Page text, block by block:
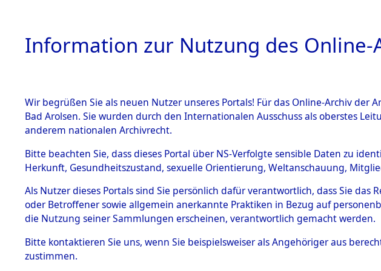
HOME BESTANDSBESCHREIBUNG
BESTÄNDE
Inhaftierungsdoku
mente
5. Verschiedenes
Todesmärsche
5.3.1 Alliierte
Ermittlungen zu den
(84603949)→0153
Information zur Nutzung des Online-
Wir begrüßen Sie als neuen Nutzer unseres Portals! Für das Online-Archiv
Bad Arolsen. Sie wurden durch den Internationalen Ausschuss als oberstes
anderem nationalen Archivrecht.
Bitte beachten Sie, dass dieses Portal über NS-Verfolgte sensible Daten zu
Herkunft, Gesundheitszustand, sexuelle Orientierung, Weltanschauung,
Als Nutzer dieses Portals sind Sie persönlich dafür verantwortlich, dass Sie
oder Betroffener sowie allgemein anerkannte Praktiken in Bezug auf
die Nutzung seiner Sammlungen erscheinen, verantwortlich gemacht werden.
Bitte kontaktieren Sie uns, wenn Sie beispielsweiser als Angehöriger aus
zustimmen.